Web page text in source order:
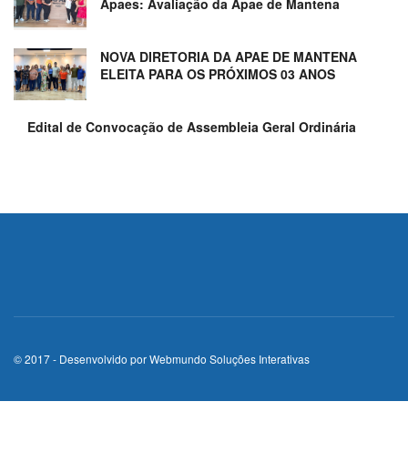
NOVA DIRETORIA DA APAE DE MANTENA
ELEITA PARA OS PRÓXIMOS 03 ANOS
Edital de Convocação de Assembleia Geral Ordinária
© 2017 - Desenvolvido porWebmundo Soluções Interativas